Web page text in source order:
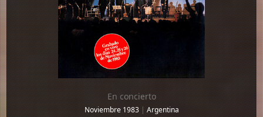
En concierto
Noviembre 1983|Argentina